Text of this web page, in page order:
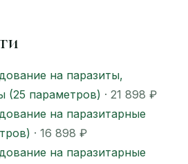
на паразиты,
(25 параметров) · 21 898 ₽
на паразитарные
· 16 898 ₽
на паразитарные